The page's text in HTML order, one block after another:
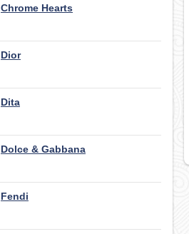
Chrome Hearts
Dior
Dita
Dolce & Gabbana
Fendi